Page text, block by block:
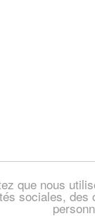
que nous
sociales,